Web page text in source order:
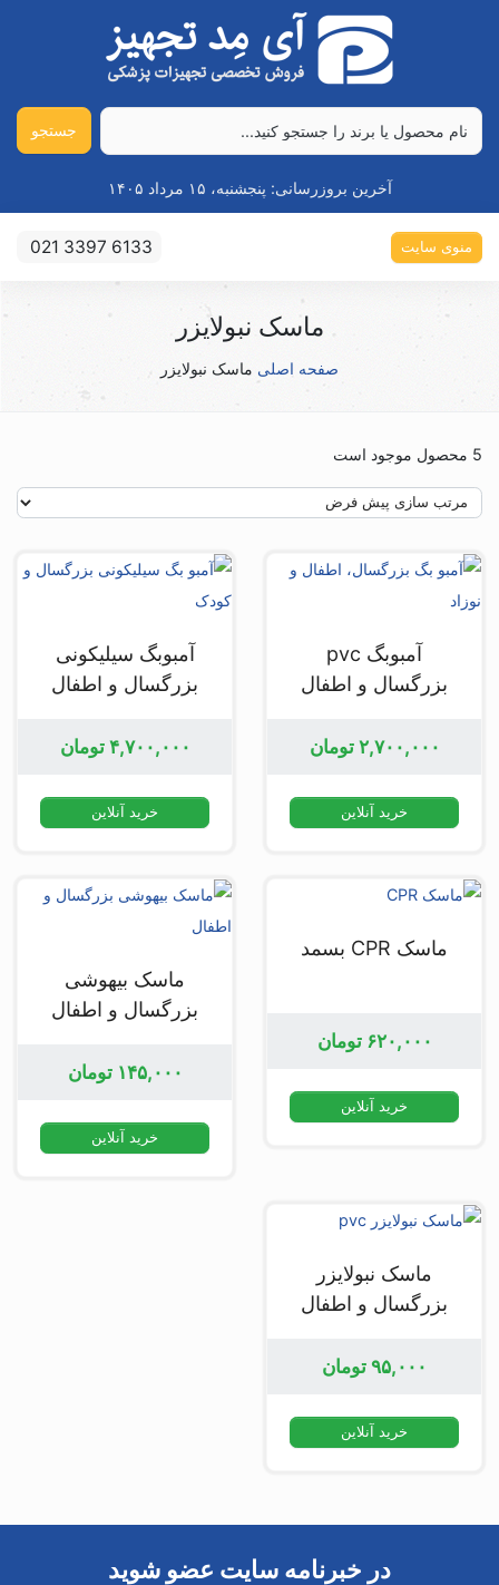
جستجو
آخرین بروزرسانی: پنجشنبه، ۱۵ مرداد ۱۴۰۵
منوی سایت 021 3397 6133
ماسک نبولایزر
صفحه اصلی ماسک نبولایزر
5 محصول موجود است
آمبوبگ pvc
بزرگسال و اطفال
۲,۷۰۰,۰۰۰ تومان
خرید آنلاین
آمبوبگ سیلیکونی
بزرگسال و اطفال
۴,۷۰۰,۰۰۰ تومان
خرید آنلاین
ماسک CPR بسمد
۶۲۰,۰۰۰ تومان
خرید آنلاین
ماسک بیهوشی
بزرگسال و اطفال
۱۴۵,۰۰۰ تومان
خرید آنلاین
ماسک نبولایزر
بزرگسال و اطفال
۹۵,۰۰۰ تومان
خرید آنلاین
در خبرنامه سایت عضو شوید